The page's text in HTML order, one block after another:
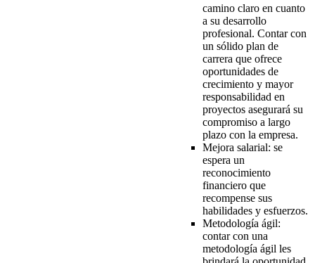
camino claro en cuanto
a su desarrollo
profesional. Contar con
un sólido plan de
carrera que ofrece
oportunidades de
crecimiento y mayor
responsabilidad en
proyectos asegurará su
compromiso a largo
plazo con la empresa.
Mejora salarial: se
espera un
reconocimiento
financiero que
recompense sus
habilidades y esfuerzos.
Metodología ágil:
contar con una
metodología ágil les